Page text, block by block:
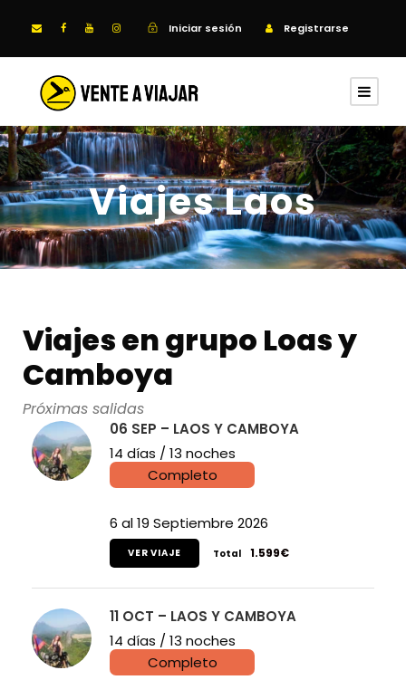
Iniciar sesión Registrarse
Viajes Laos
Viajes en grupo Loas y
Camboya
Próximas salidas
06 SEP – LAOS Y CAMBOYA
14 días / 13 noches
Completo
6 al 19 Septiembre 2026
VER VIAJE Total 1.599€
11 OCT – LAOS Y CAMBOYA
14 días / 13 noches
Completo